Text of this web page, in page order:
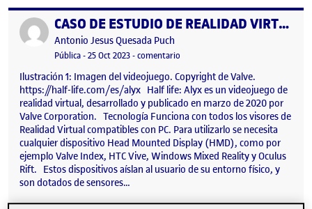
Publicado por CASO DE ESTUDIO DE REALIDAD VIRTUAL: HALF LIFE: ALYX
Publicado por
Antonio Jesus Quesada Puch
Visibilidad:
Pública-Fecha de publicación
25 Oct 202325 octubre, 2023 11:36 pm
-comentario
Ilustración 1: Imagen del videojuego. Copyright de Valve.
https://half-life.com/es/alyx Half life: Alyx es un videojuego de
realidad virtual, desarrollado y publicado en marzo de 2020 por
Valve Corporation. Tecnología Funciona con todos los visores de
Realidad Virtual compatibles con PC. Para utilizarlo se necesita
cualquier dispositivo Head Mounted Display (HMD), como por
ejemplo Valve Index, HTC Vive, Windows Mixed Reality y Oculus
Rift. Estos dispositivos aíslan al usuario de su entorno físico, y
son dotados de sensores…